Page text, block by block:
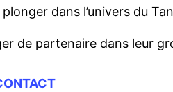
dans l’univers du
de partenaire dans leur